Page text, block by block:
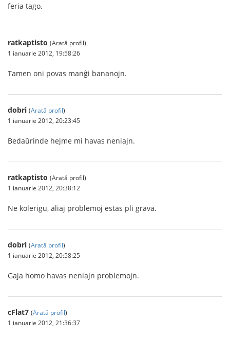
feria tago.
ratkaptisto (Arată profil)
1 ianuarie 2012, 19:58:26
Tamen oni povas manĝi bananojn.
dobri (Arată profil)
1 ianuarie 2012, 20:23:45
Bedaŭrinde hejme mi havas neniajn.
ratkaptisto (Arată profil)
1 ianuarie 2012, 20:38:12
Ne kolerigu, aliaj problemoj estas pli grava.
dobri (Arată profil)
1 ianuarie 2012, 20:58:25
Gaja homo havas neniajn problemojn.
cFlat7 (Arată profil)
1 ianuarie 2012, 21:36:37